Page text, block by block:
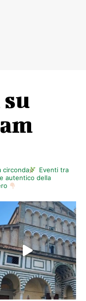
circonda
Eventi tra
autentico della